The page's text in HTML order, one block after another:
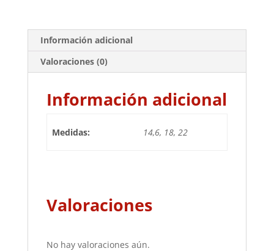
Información adicional
Valoraciones (0)
Información adicional
Medidas: 14,6, 18, 22
Valoraciones
No hay valoraciones aún.